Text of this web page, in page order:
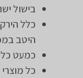
בישול
כלל
היטב
כמעט כל
כל